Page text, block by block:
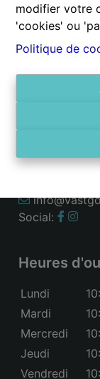
modifier votre
'cookies' ou
Politique de
Social:
Heures
Lundi
Mardi
Mercredi
Jeudi
Vendredi